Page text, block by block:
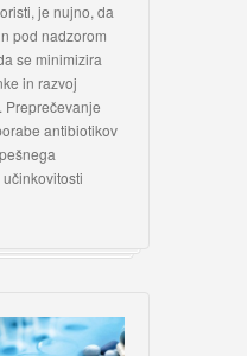
je nujno, da
pod nadzorom
se minimizira
in razvoj
Preprečevanje
antibiotikov